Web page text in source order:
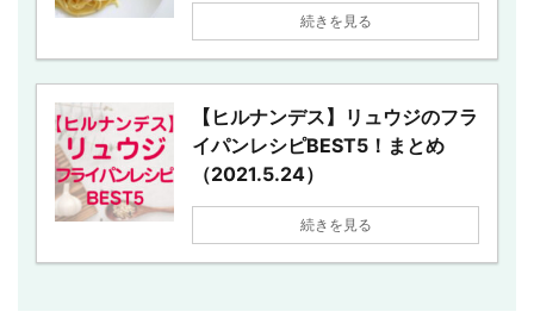
続きを見る
【ヒルナンデス】リュウジのフラ
イパンレシピBEST5！まとめ
（2021.5.24）
続きを見る